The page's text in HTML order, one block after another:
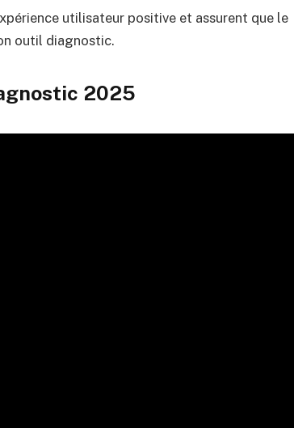
utilisateur positive et assurent que le
outil diagnostic.
2025